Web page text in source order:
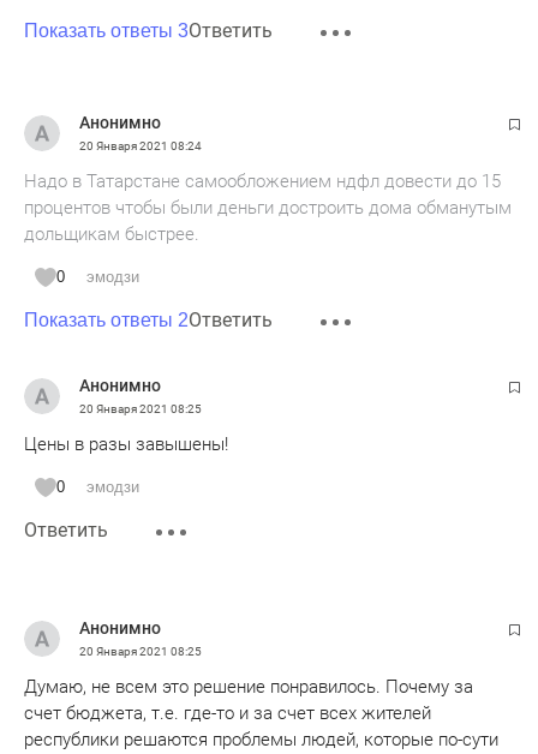
Показать ответы 3Ответить
Анонимно
20 Января 2021 08:24
Надо в Татарстане самообложением ндфл довести до 15
процентов чтобы были деньги достроить дома обманутым
дольщикам быстрее.
0 эмодзи
Показать ответы 2Ответить
Анонимно
20 Января 2021 08:25
Цены в разы завышены!
0 эмодзи
Ответить
Анонимно
20 Января 2021 08:25
Думаю, не всем это решение понравилось. Почему за
счет бюджета, т.е. где-то и за счет всех жителей
республики решаются проблемы людей, которые по-сути